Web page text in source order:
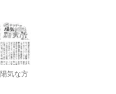
気な方